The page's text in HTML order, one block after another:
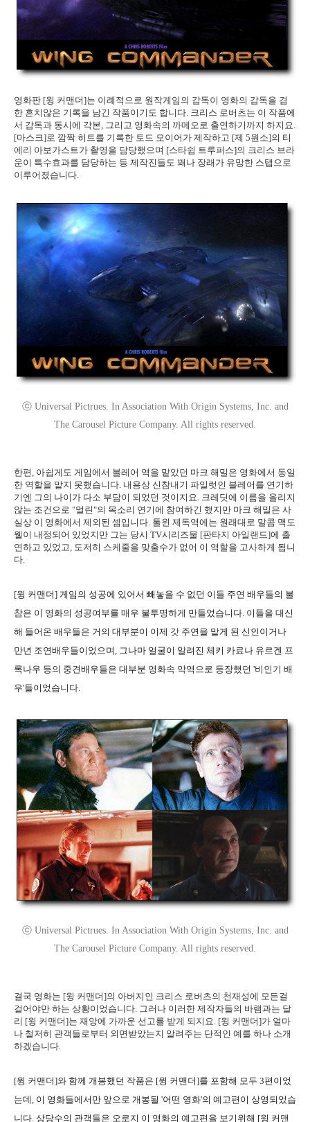
영화판 [윙 커맨더]는 이례적으로 원작게임의 감독이 영화의 감독을 겸
한 흔치않은 기록을 남긴 작품이기도 합니다. 크리스 로버츠는 이 작품에
서 감독과 동시에 각본, 그리고 영화속의 까메오로 출연하기까지 하지요.
[마스크]로 깜짝 히트를 기록한 토드 모이어가 제작하고 [제 5원소]의 티
에리 아보가스트가 촬영을 담당했으며 [스타쉽 트루퍼스]의 크리스 브라
운이 특수효과를 담당하는 등 제작진들도 꽤나 장래가 유망한 스탭으로
이루어졌습니다.
ⓒ Universal Pictrues. In Association With Origin Systems, Inc. and
The Carousel Picture Company. All rights reserved.
한편, 아쉽게도 게임에서 블레어 역을 맡았던 마크 해밀은 영화에서 동일
한 역할을 맡지 못했습니다. 내용상 신참내기 파일럿인 블레어를 연기하
기엔 그의 나이가 다소 부담이 되었던 것이지요. 크레딧에 이름을 올리지
않는 조건으로 "멀린"의 목소리 연기에 참여하긴 했지만 마크 해밀은 사
실상 이 영화에서 제외된 셈입니다. 톨윈 제독역에는 원래대로 말콤 맥도
웰이 내정되어 있었지만 그는 당시 TV시리즈물 [판타지 아일랜드]에 출
연하고 있었고, 도저히 스케줄을 맞출수가 없어 이 역할을 고사하게 됩니
다.
[윙 커맨더] 게임의 성공에 있어서 빼놓을 수 없던 이들 주연 배우들의 불
참은 이 영화의 성공여부를 매우 불투명하게 만들었습니다. 이들을 대신
해 들어온 배우들은 거의 대부분이 이제 갓 주연을 맡게 된 신인이거나
만년 조연배우들이었으며, 그나마 얼굴이 알려진 체키 카료나 유르겐 프
록나우 등의 중견배우들은 대부분 영화속 악역으로 등장했던 '비인기 배
우'들이었습니다.
ⓒ Universal Pictrues. In Association With Origin Systems, Inc. and
The Carousel Picture Company. All rights reserved.
결국 영화는 [윙 커맨더]의 아버지인 크리스 로버츠의 천재성에 모든걸
걸어야만 하는 상황이었습니다. 그러나 이러한 제작자들의 바램과는 달
리 [윙 커맨더]는 재앙에 가까운 선고를 받게 되지요. [윙 커맨더]가 얼마
나 철저히 관객들로부터 외면받았는지 알려주는 단적인 예를 하나 소개
하겠습니다.
[윙 커맨더]와 함께 개봉했던 작품은 [윙 커맨더]를 포함해 모두 3편이었
는데, 이 영화들에서만 앞으로 개봉될 '어떤 영화'의 예고편이 상영되었습
니다. 상당수의 관객들은 오로지 이 영화의 예고편을 보기위해 [윙 커맨